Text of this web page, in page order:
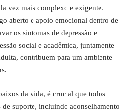
vez mais complexo e exigente.
aberto e apoio emocional dentro de
os sintomas de depressão e
social e acadêmica, juntamente
contribuem para um ambiente
da vida, é crucial que todos
de suporte, incluindo aconselhamento